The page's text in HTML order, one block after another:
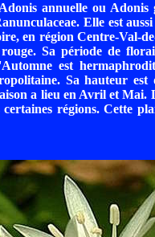
annuelle ou Adonis
Elle est
en région Centre-Val-
Sa période de
est
Sa hauteur
a lieu en Avril et Mai.
régions. Cette